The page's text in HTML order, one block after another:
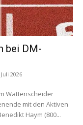
bei DM-
2026
Wattenscheider
mit den Aktiven
Haym (800...